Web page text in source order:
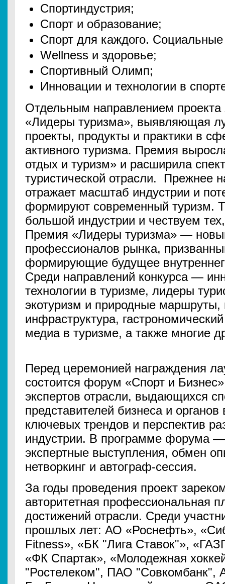
Спортиндустрия;
Спорт и образование;
Спорт для каждого.
Wellness и здоровье;
Спортивный Олимп;
Инновации и технологии в
Отдельным направлением
«Лидеры туризма», выявляющая
проекты, продукты и практики в
активного туризма. Премия
отдых и туризм» и расширила
туристической отрасли. Прежнее
отражает масштаб индустрии и
формируют современный туризм.
большой индустрии и чествуем
Премия «Лидеры туризма» —
профессионалов рынка,
формирующие будущее
Среди направлений конкурса —
технологии в туризме, лидеры
экотуризм и природные маршруты,
инфраструктура,
медиа в туризме, а также многие
Перед церемонией награждения
состоится форум «Спорт и
экспертов отрасли, выдающихся
представителей бизнеса и
ключевых трендов и перспектив
индустрии. В программе форума
экспертные выступления, обмен
нетворкинг и автограф-сессия.
За годы проведения проект
авторитетная профессиональная
достижений отрасли. Среди
прошлых лет: АО «Роснефть»,
Fitness», «БК "Лига Ставок"»,
«ФК Спартак», «Молодежная
"Ростелеком", ПАО "Совкомбанк",